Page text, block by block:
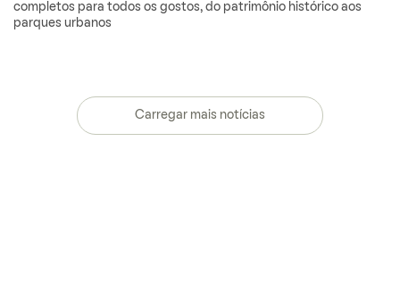
completos para todos os gostos, do patrimônio histórico aos
parques urbanos
Carregar mais notícias